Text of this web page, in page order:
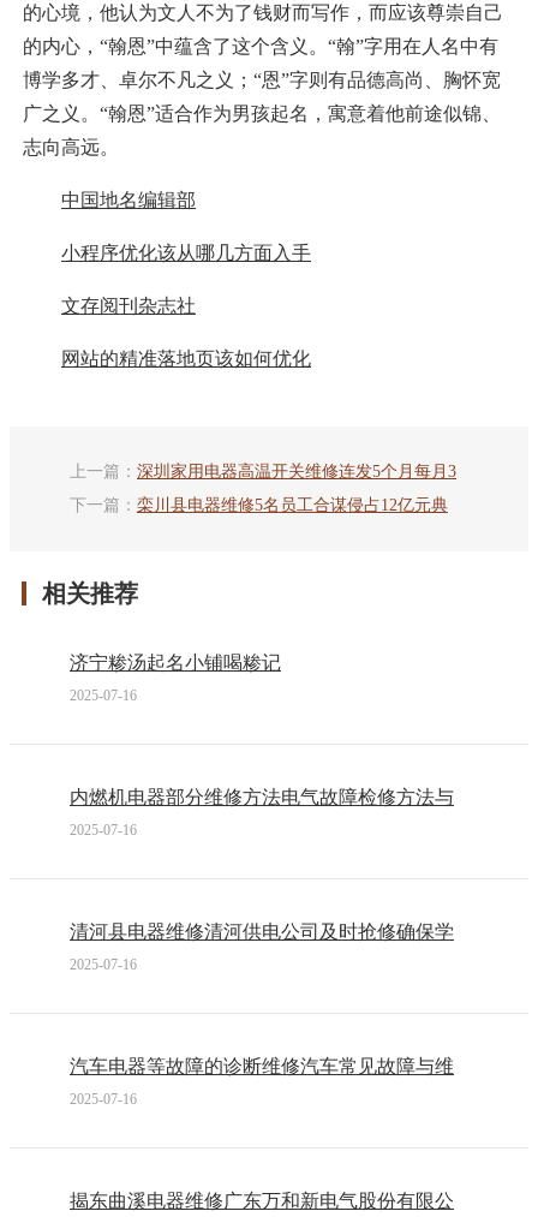
的心境，他认为文人不为了钱财而写作，而应该尊崇自己
的内心，“翰恩”中蕴含了这个含义。“翰”字用在人名中有
博学多才、卓尔不凡之义；“恩”字则有品德高尚、胸怀宽
广之义。“翰恩”适合作为男孩起名，寓意着他前途似锦、
志向高远。
中国地名编辑部
小程序优化该从哪几方面入手
文存阅刊杂志社
网站的精准落地页该如何优化
上一篇： 深圳家用电器高温开关维修连发5个月每月3
下一篇： 栾川县电器维修5名员工合谋侵占12亿元典
相关推荐
济宁糁汤起名小铺喝糁记
2025-07-16
内燃机电器部分维修方法电气故障检修方法与
2025-07-16
清河县电器维修清河供电公司及时抢修确保学
2025-07-16
汽车电器等故障的诊断维修汽车常见故障与维
2025-07-16
揭东曲溪电器维修广东万和新电气股份有限公